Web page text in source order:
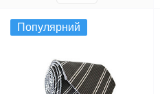
Популярний